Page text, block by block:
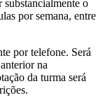
substancialmente o
por semana, entre
por telefone. Será
na
da turma será